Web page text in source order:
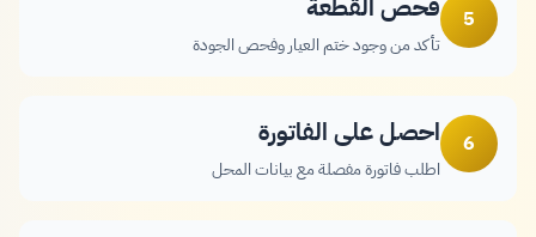
5 فحص القطعة
تأكد من وجود ختم العيار وفحص الجودة
6 احصل على الفاتورة
اطلب فاتورة مفصلة مع بيانات المحل